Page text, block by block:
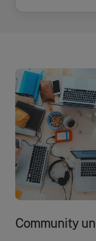
Community